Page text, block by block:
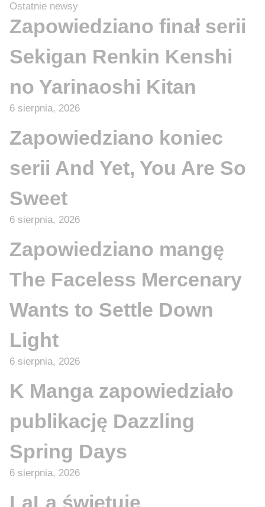
Ostatnie newsy
Zapowiedziano finał serii
Sekigan Renkin Kenshi
no Yarinaoshi Kitan
6 sierpnia, 2026
Zapowiedziano koniec
serii And Yet, You Are So
Sweet
6 sierpnia, 2026
Zapowiedziano mangę
The Faceless Mercenary
Wants to Settle Down
Light
6 sierpnia, 2026
K Manga zapowiedziało
publikację Dazzling
Spring Days
6 sierpnia, 2026